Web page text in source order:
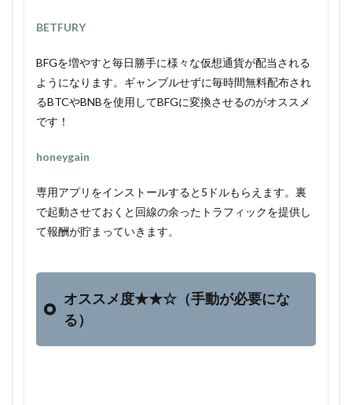
BETFURY
BFGを増やすと毎日勝手に様々な仮想通貨が配当される
ようになります。ギャンブルせずに毎時間無料配布され
るBTCやBNBを使用してBFGに変換させるのがオススメ
です！
honeygain
専用アプリをインストールすると5ドルもらえます。裏
で起動させておくと回線の余ったトラフィックを提供し
て報酬が貯まっていきます。
オススメ度★★☆（手動が必要にな
る）